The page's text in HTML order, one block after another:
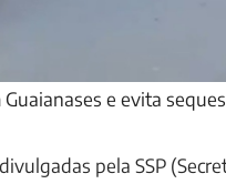
e evita
pela SSP